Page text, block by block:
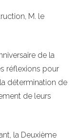
M. le
de la
réflexions pour
détermination de
de leurs
la Deuxième